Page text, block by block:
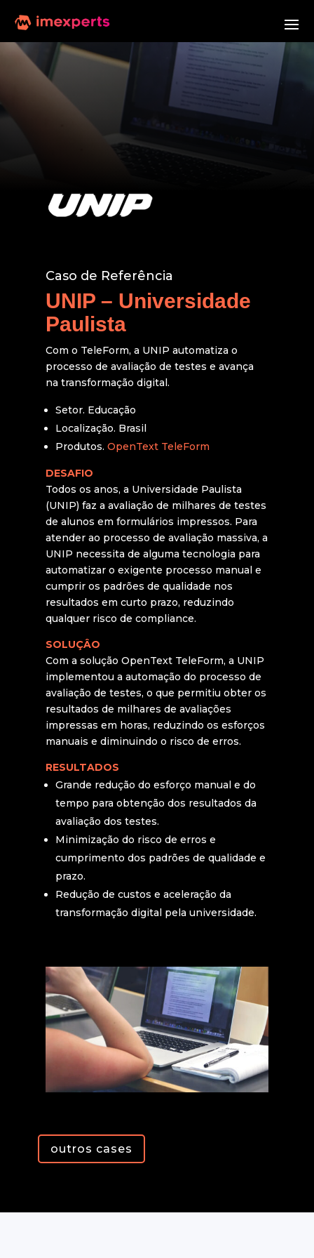
Caso de Referência
UNIP – Universidade
Paulista
Com o TeleForm, a UNIP automatiza o
processo de avaliação de testes e avança
na transformação digital.
Setor. Educação
Localização. Brasil
Produtos. OpenText TeleForm
DESAFIO
Todos os anos, a Universidade Paulista
(UNIP) faz a avaliação de milhares de testes
de alunos em formulários impressos. Para
atender ao processo de avaliação massiva, a
UNIP necessita de alguma tecnologia para
automatizar o exigente processo manual e
cumprir os padrões de qualidade nos
resultados em curto prazo, reduzindo
qualquer risco de compliance.
SOLUÇÂO
Com a solução OpenText TeleForm, a UNIP
implementou a automação do processo de
avaliação de testes, o que permitiu obter os
resultados de milhares de avaliações
impressas em horas, reduzindo os esforços
manuais e diminuindo o risco de erros.
RESULTADOS
Grande redução do esforço manual e do
tempo para obtenção dos resultados da
avaliação dos testes.
Minimização do risco de erros e
cumprimento dos padrões de qualidade e
prazo.
Redução de custos e aceleração da
transformação digital pela universidade.
outros cases